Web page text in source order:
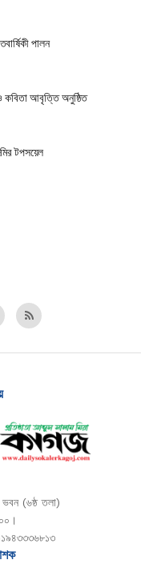
পালন
কবিতা আবৃত্তি অনুষ্ঠিত
টপসয়েল
(৬ষ্ঠ তলা)